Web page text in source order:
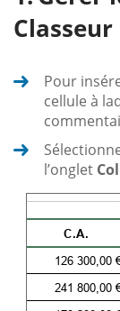
Classeur
Pour
cellule à
l’onglet